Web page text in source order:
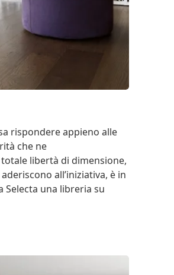
rispondere appieno alle
che ne
libertà di dimensione,
all’iniziativa, è in
Selecta una libreria su